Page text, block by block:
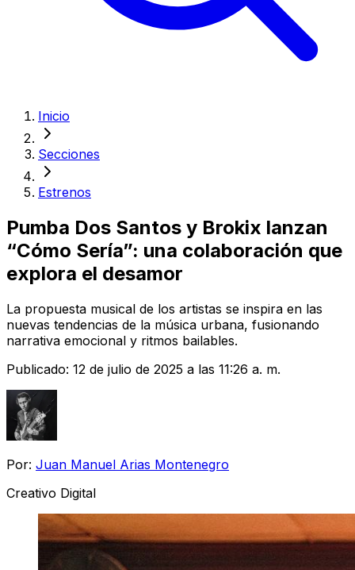
Inicio
Secciones
Estrenos
Pumba Dos Santos y Brokix lanzan
“Cómo Sería”: una colaboración que
explora el desamor
La propuesta musical de los artistas se inspira en las
nuevas tendencias de la música urbana, fusionando
narrativa emocional y ritmos bailables.
Publicado: 12 de julio de 2025 a las 11:26 a. m.
Por: Juan Manuel Arias Montenegro
Creativo Digital